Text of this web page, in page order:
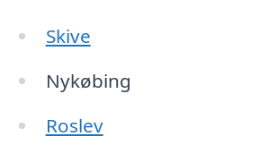
Skive
Nykøbing
Roslev